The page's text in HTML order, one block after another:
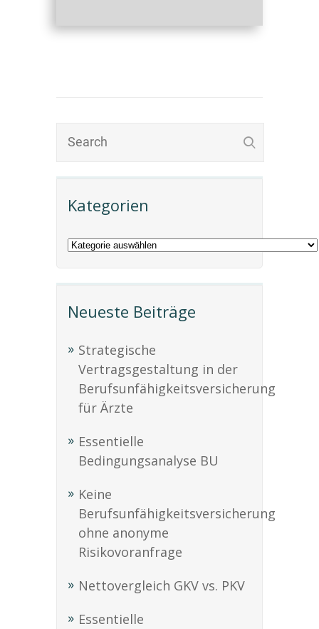
Kategorien
Neueste Beiträge
Strategische
Vertragsgestaltung in der
Berufsunfähigkeitsversicherung
für Ärzte
Essentielle
Bedingungsanalyse BU
Keine
Berufsunfähigkeitsversicherung
ohne anonyme
Risikovoranfrage
Nettovergleich GKV vs. PKV
Essentielle